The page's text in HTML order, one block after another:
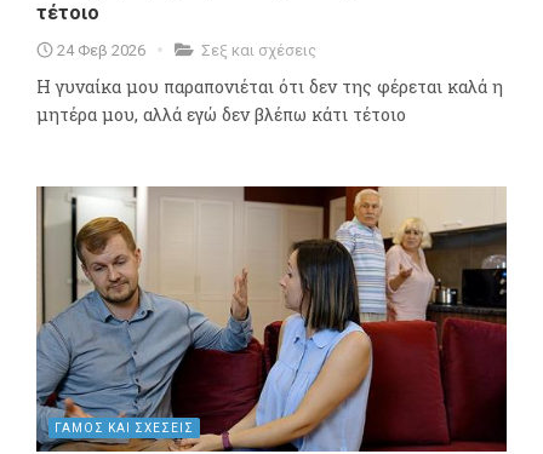
τέτοιο
24 Φεβ 2026 Σεξ και σχέσεις
Η γυναίκα μου παραπονιέται ότι δεν της φέρεται καλά η
μητέρα μου, αλλά εγώ δεν βλέπω κάτι τέτοιο
ΓΑΜΟΣ ΚΑΙ ΣΧΕΣΕΙΣ